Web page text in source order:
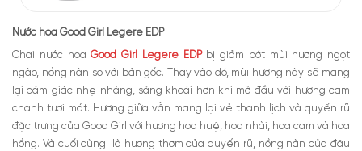
Nước hoa Good Girl Legere EDP
Chai nước hoaGood Girl Legere EDPbị giảm bớt mùi hương ngọt
ngào, nồng nàn so với bản gốc. Thay vào đó, mùi hương này sẽ mang
lại cảm giác nhẹ nhàng, sảng khoái hơn khi mở đầu với hương cam
chanh tươi mát. Hương giữa vẫn mang lại vẻ thanh lịch và quyến rũ
đặc trưng của Good Girl với hương hoa huệ, hoa nhài, hoa cam và hoa
hồng. Và cuối cùng là hương thơm của quyến rũ, nồng nàn của đậu